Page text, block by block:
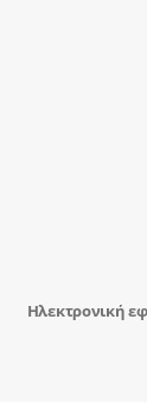
Ηλεκτρονική